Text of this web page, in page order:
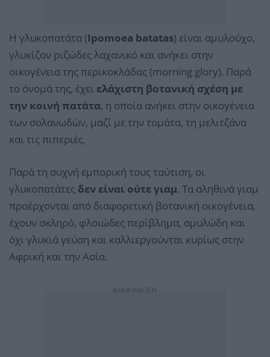
Η γλυκοπατάτα (Ipomoea batatas) είναι αμυλούχο,
γλυκίζον ριζώδες λαχανικό και ανήκει στην
οικογένεια της περικοκλάδας (morning glory). Παρά
το όνομά της, έχει ελάχιστη βοτανική σχέση με
την κοινή πατάτα, η οποία ανήκει στην οικογένεια
των σολανωδών, μαζί με την τομάτα, τη μελιτζάνα
και τις πιπεριές.
Παρά τη συχνή εμπορική τους ταύτιση, οι
γλυκοπατάτες δεν είναι ούτε γιαμ. Τα αληθινά γιαμ
προέρχονται από διαφορετική βοτανική οικογένεια,
έχουν σκληρό, φλοιώδες περίβλημα, αμυλώδη και
όχι γλυκιά γεύση και καλλιεργούνται κυρίως στην
Αφρική και την Ασία.